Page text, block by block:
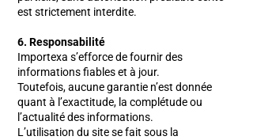
est strictement interdite.
6. Responsabilité
Importexa s’efforce de fournir des
informations fiables et à jour.
Toutefois, aucune garantie n’est donnée
quant à l’exactitude, la complétude ou
l’actualité des informations.
L’utilisation du site se fait sous la